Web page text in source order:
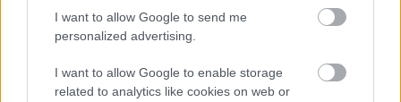
I want to allow Google to send me
personalized advertising.
I want to allow Google to enable storage
related to analytics like cookies on web or